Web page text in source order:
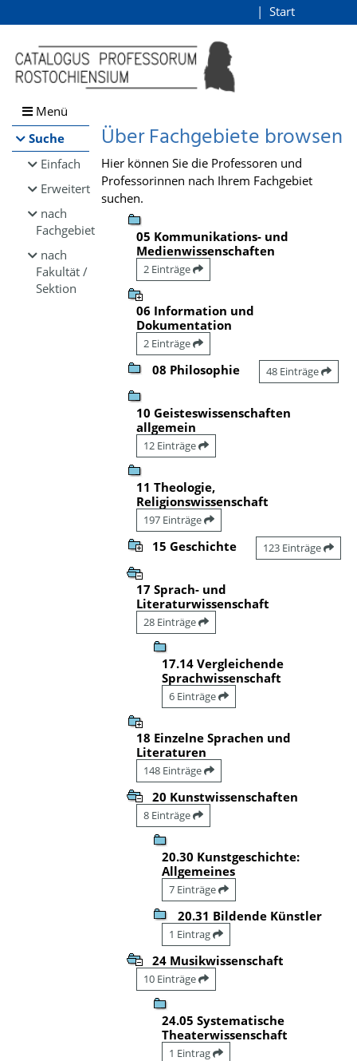
Browsen
direkt zum Inhalt
Start
Menü
Suche
Einfach
Erweitert
nach
Fachgebiet
nach
Fakultät /
Sektion
Über Fachgebiete browsen
Hier können Sie die Professoren und
Professorinnen nach Ihrem Fachgebiet
suchen.
05 Kommunikations- und
Medienwissenschaften
2 Einträge
06 Information und
Dokumentation
2 Einträge
08 Philosophie 48 Einträge
10 Geisteswissenschaften
allgemein
12 Einträge
11 Theologie,
Religionswissenschaft
197 Einträge
15 Geschichte 123 Einträge
17 Sprach- und
Literaturwissenschaft
28 Einträge
17.14 Vergleichende
Sprachwissenschaft
6 Einträge
18 Einzelne Sprachen und
Literaturen
148 Einträge
20 Kunstwissenschaften
8 Einträge
20.30 Kunstgeschichte:
Allgemeines
7 Einträge
20.31 Bildende Künstler
1 Eintrag
24 Musikwissenschaft
10 Einträge
24.05 Systematische
Theaterwissenschaft
1 Eintrag